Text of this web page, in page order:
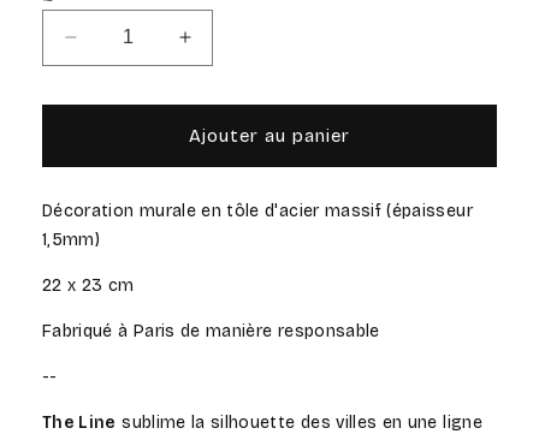
Réduire
la
-
The
Line
Island
Augmenter
la
de
Martinique
-
The
Line
Ajouter au panier
Décoration murale en tôle d'acier massif (épaisseur
1,5mm)
22 x 23 cm
Fabriqué à Paris de manière responsable
--
The Line sublime la silhouette des villes en une ligne